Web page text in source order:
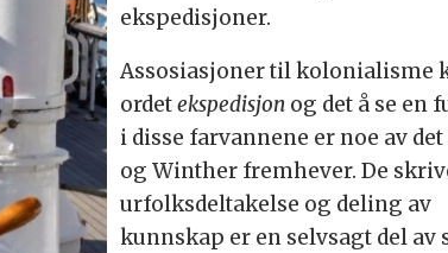
ekspedisjoner.
Assosiasjoner til kolonialisme
ordetekspedisjon og det å se en
i disse farvannene er noe av det
og Winther fremhever. De
urfolksdeltakelse og deling av
kunnskap er en selvsagt del av